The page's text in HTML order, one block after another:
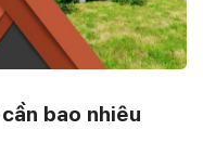
bao nhiêu